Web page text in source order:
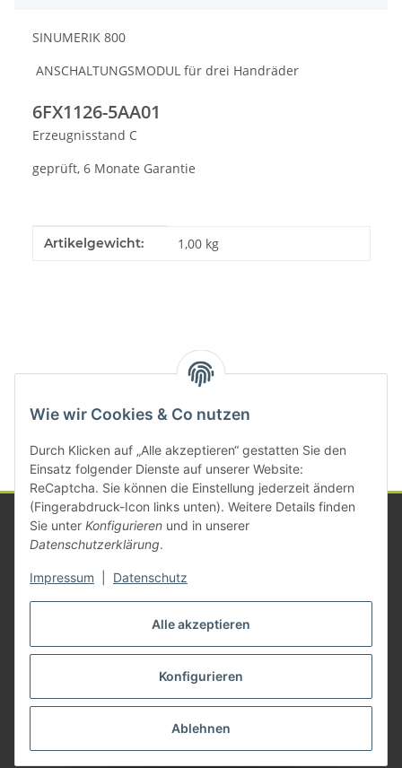
Alle akzeptieren
Konfigurieren
Ablehnen
Wie wir Cookies & Co nutzen
Durch Klicken auf „Alle akzeptieren“ gestatten Sie den
Einsatz folgender Dienste auf unserer Website:
ReCaptcha. Sie können die Einstellung jederzeit ändern
(Fingerabdruck-Icon links unten). Weitere Details finden
Sie unter Konfigurieren und in unserer
Datenschutzerklärung.
Impressum Datenschutz
SINUMERIK 800
ANSCHALTUNGSMODUL für drei Handräder
6FX1126-5AA01
Erzeugnisstand C
geprüft, 6 Monate Garantie
Produkteigenschaft
Wert
Artikelgewicht: 1,00 kg
Kategorien
Gesetzliche Informationen
Vertrag widerrufen
* Alle Preise zzgl. gesetzlicher USt., zzgl.Versand
© Michael Mayer Besucherzähler: 1384127